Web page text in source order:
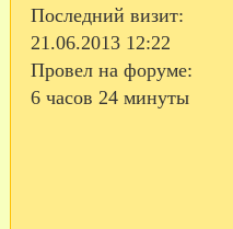
Последний визит:
21.06.2013 12:22
Провел на форуме:
6 часов 24 минуты